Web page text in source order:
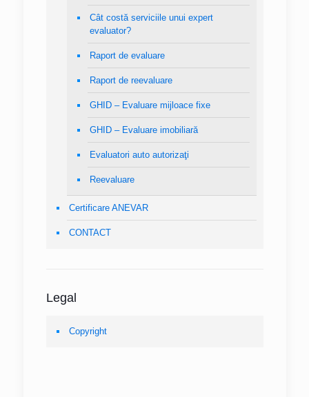
Cât costă serviciile unui expert
evaluator?
Raport de evaluare
Raport de reevaluare
GHID – Evaluare mijloace fixe
GHID – Evaluare imobiliară
Evaluatori auto autorizaţi
Reevaluare
Certificare ANEVAR
CONTACT
Legal
Copyright